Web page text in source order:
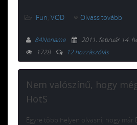
Fun, VOD Olvass tovább
84Noname 2011. február 14.
1728
12 hozzászólás
Nem valószínű, hogy
HotS
Egyre több helyen olvasni, hogy már